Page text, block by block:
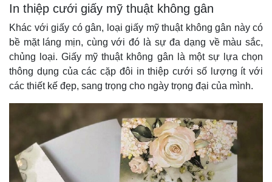
In thiệp cưới giấy mỹ thuật không gân
Khác với giấy có gân, loại giấy mỹ thuật không gân này có
bề mặt láng mịn, cùng với đó là sự đa dạng về màu sắc,
chủng loại. Giấy mỹ thuật không gân là một sự lựa chọn
thông dụng của các cặp đôi in thiệp cưới số lượng ít với
các thiết kế đẹp, sang trọng cho ngày trọng đại của mình.